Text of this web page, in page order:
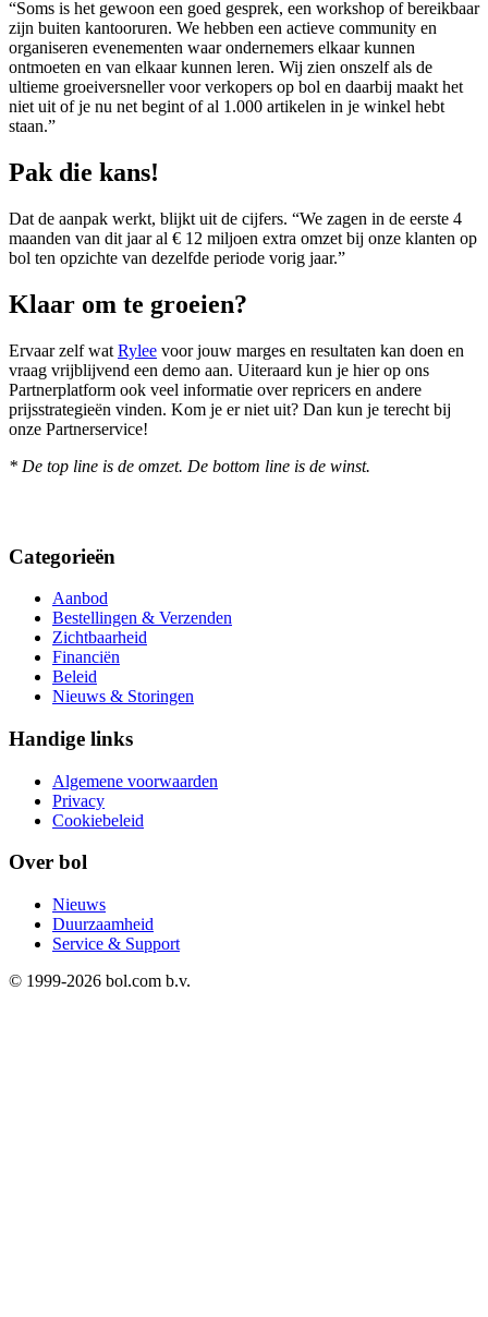
“Soms is het gewoon een goed gesprek, een workshop of bereikbaar
zijn buiten kantooruren. We hebben een actieve community en
organiseren evenementen waar ondernemers elkaar kunnen
ontmoeten en van elkaar kunnen leren. Wij zien onszelf als de
ultieme groeiversneller voor verkopers op bol en daarbij maakt het
niet uit of je nu net begint of al 1.000 artikelen in je winkel hebt
staan.”
Pak die kans!
Dat de aanpak werkt, blijkt uit de cijfers. “We zagen in de eerste 4
maanden van dit jaar al € 12 miljoen extra omzet bij onze klanten op
bol ten opzichte van dezelfde periode vorig jaar.”
Klaar om te groeien?
Ervaar zelf wat Rylee voor jouw marges en resultaten kan doen en
vraag vrijblijvend een demo aan. Uiteraard kun je hier op ons
Partnerplatform ook veel informatie over repricers en andere
prijsstrategieën vinden. Kom je er niet uit? Dan kun je terecht bij
onze Partnerservice!
* De top line is de omzet. De bottom line is de winst.
Categorieën
Aanbod
Bestellingen & Verzenden
Zichtbaarheid
Financiën
Beleid
Nieuws & Storingen
Handige links
Algemene voorwaarden
Privacy
Cookiebeleid
Over bol
Nieuws
Duurzaamheid
Service & Support
© 1999-2026 bol.com b.v.